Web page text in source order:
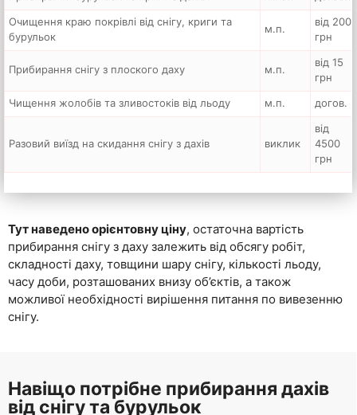
Очищення краю покрівлі від снігу, криги та
бурульок
м.п.
від 200
грн
Прибирання снігу з плоского даху м.п.
від 15
грн
Чищення жолобів та зливостоків від льоду
м.п. догов.
Разовий виїзд на скидання снігу з дахів виклик
від
4500
грн
Тут наведено орієнтовну ціну, остаточна вартість
прибирання снігу з даху залежить від обсягу робіт,
складності даху, товщини шару снігу, кількості льоду,
часу доби, розташованих внизу об’єктів, а також
можливої необхідності вирішення питання по вивезенню
снігу.
Навіщо потрібне прибирання дахів
від снігу та бурульок